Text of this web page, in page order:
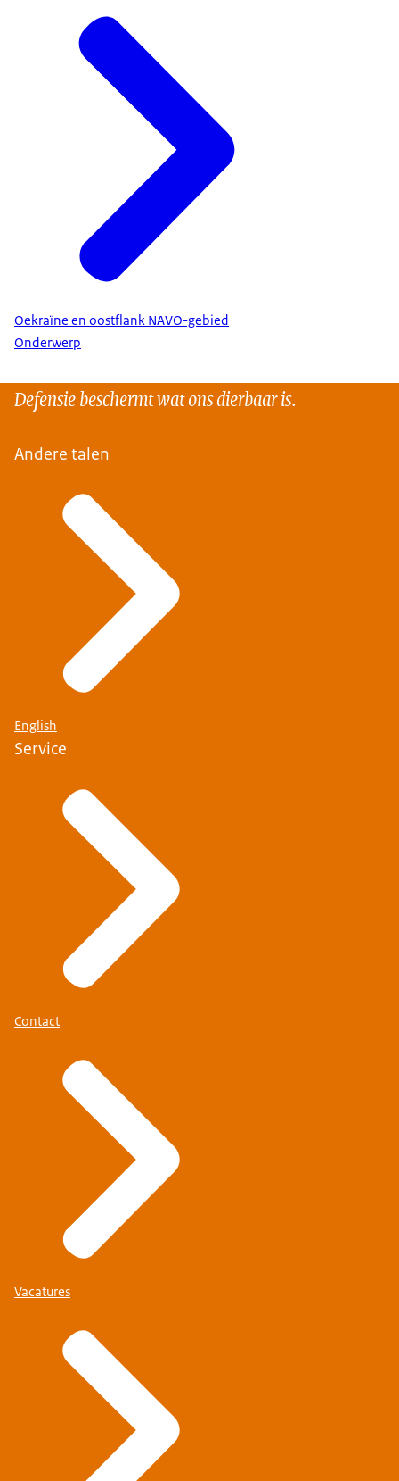
Oekraïne en oostflank NAVO-gebied
Onderwerp
Defensie beschermt wat ons dierbaar is.
Andere talen
English
Service
Contact
Vacatures